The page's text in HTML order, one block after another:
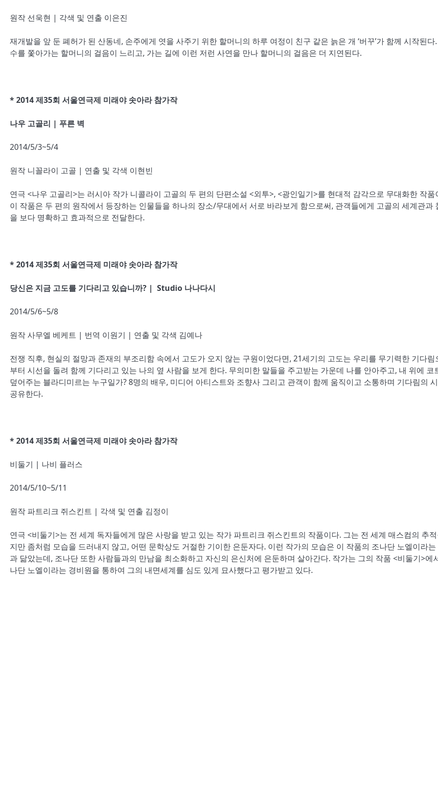
원작 선욱현 | 각색 및 연출 이은진
재개발을 앞 둔 폐허가 된 산동네, 손주에게 엿을 사주기 위한 할머니의 하루 여정이 친구 같은 늙은 개 ‘버꾸’가 함께 시작된다
수를 쫓아가는 할머니의 걸음이 느리고, 가는 길에 이런 저런 사연을 만나 할머니의 걸음은 더 지연된다.
* 2014 제35회 서울연극제 미래야 솟아라 참가작
나우 고골리 | 푸른 벽
2014/5/3~5/4
원작 니꼴라이 고골 | 연출 및 각색 이현빈
연극 <나우 고골리>는 러시아 작가 니콜라이 고골의 두 편의 단편소설 <외투>, <광인일기>를 현대적 감각으로 무대화한 작품
이 작품은 두 편의 원작에서 등장하는 인물들을 하나의 장소/무대에서 서로 바라보게 함으로써, 관객들에게 고골의 세계관과
을 보다 명확하고 효과적으로 전달한다.
* 2014 제35회 서울연극제 미래야 솟아라 참가작
당신은 지금 고도를 기다리고 있습니까? | Studio 나나다시
2014/5/6~5/8
원작 사무엘 베케트 | 번역 이원기 | 연출 및 각색 김예나
전쟁 직후, 현실의 절망과 존재의 부조리함 속에서 고도가 오지 않는 구원이었다면, 21세기의 고도는 우리를 무기력한 기다림
부터 시선을 돌려 함께 기다리고 있는 나의 옆 사람을 보게 한다. 무의미한 말들을 주고받는 가운데 나를 안아주고, 내 위에 코
덮어주는 블라디미르는 누구일가? 8명의 배우, 미디어 아티스트와 조향사 그리고 관객이 함께 움직이고 소통하며 기다림의
공유한다.
* 2014 제35회 서울연극제 미래야 솟아라 참가작
비둘기 | 나비 플러스
2014/5/10~5/11
원작 파트리크 쥐스킨트 | 각색 및 연출 김정이
연극 <비둘기>는 전 세계 독자들에게 많은 사랑을 받고 있는 작가 파트리크 쥐스킨트의 작품이다. 그는 전 세계 매스컴의 추
지만 좀처럼 모습을 드러내지 않고, 어떤 문학상도 거절한 기이한 은둔자다. 이런 작가의 모습은 이 작품의 조나단 노엘이라
과 닮았는데, 조나단 또한 사람들과의 만남을 최소화하고 자신의 은신처에 은둔하며 살아간다. 작가는 그의 작품 <비둘기>에
나단 노엘이라는 경비원을 통하여 그의 내면세계를 심도 있게 묘사했다고 평가받고 있다.